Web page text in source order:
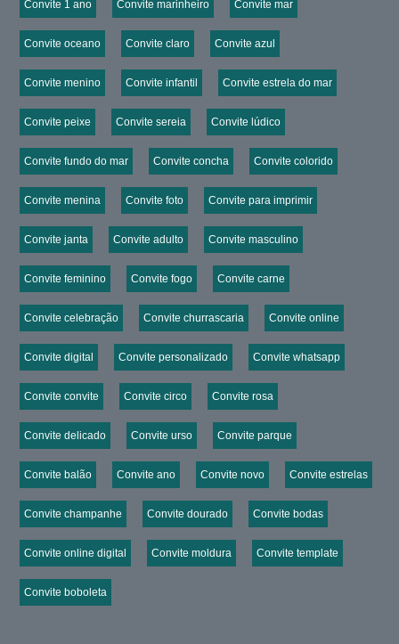
Convite 1 ano Convite marinheiro Convite mar
Convite oceano Convite claro Convite azul
Convite menino Convite infantil Convite estrela do mar
Convite peixe Convite sereia Convite lúdico
Convite fundo do mar Convite concha Convite colorido
Convite menina Convite foto Convite para imprimir
Convite janta Convite adulto Convite masculino
Convite feminino Convite fogo Convite carne
Convite celebração Convite churrascaria Convite online
Convite digital Convite personalizado Convite whatsapp
Convite convite Convite circo Convite rosa
Convite delicado Convite urso Convite parque
Convite balão Convite ano Convite novo Convite estrelas
Convite champanhe Convite dourado Convite bodas
Convite online digital Convite moldura Convite template
Convite boboleta